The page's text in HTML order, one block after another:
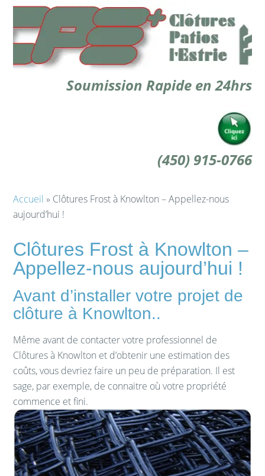
Soumission Rapide en 24hrs
(450) 915-0766
Accueil » Clôtures Frost à Knowlton – Appellez-nous
aujourd’hui !
Clôtures Frost à Knowlton –
Appellez-nous aujourd’hui !
Avant d’installer votre projet de
clôture à Knowlton..
Même avant de contacter votre professionnel de
Clôtures à Knowlton et d’obtenir une estimation des
coûts, vous devriez faire un peu de préparation. Il est
sage, par exemple, de connaitre où votre propriété
commence et fini.